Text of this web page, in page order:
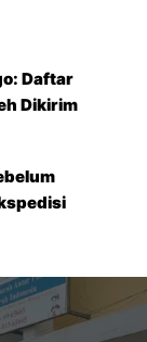
Daftar
Dikirim